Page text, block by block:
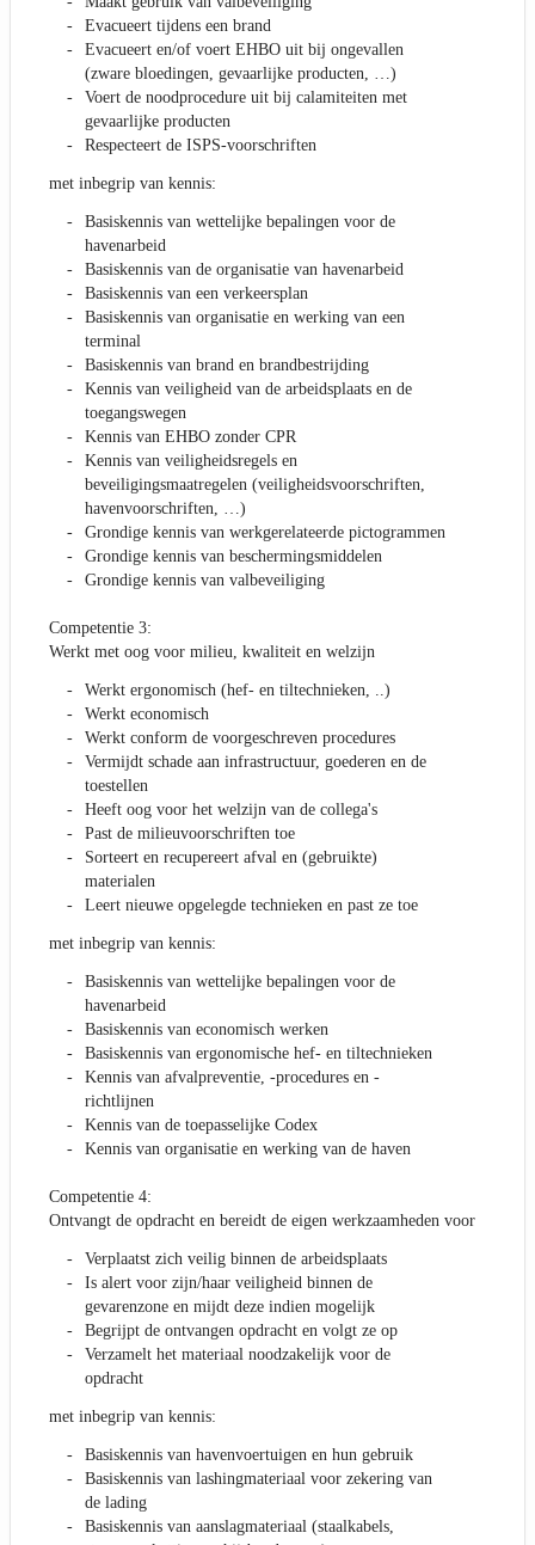
Evacueert tijdens een brand
Evacueert en/of voert EHBO uit bij ongevallen
(zware bloedingen, gevaarlijke producten, …)
Voert de noodprocedure uit bij calamiteiten met
gevaarlijke producten
Respecteert de ISPS-voorschriften
met inbegrip van kennis:
Basiskennis van wettelijke bepalingen voor de
havenarbeid
Basiskennis van de organisatie van havenarbeid
Basiskennis van een verkeersplan
Basiskennis van organisatie en werking van een
terminal
Basiskennis van brand en brandbestrijding
Kennis van veiligheid van de arbeidsplaats en de
toegangswegen
Kennis van EHBO zonder CPR
Kennis van veiligheidsregels en
beveiligingsmaatregelen (veiligheidsvoorschriften,
havenvoorschriften, …)
Grondige kennis van werkgerelateerde pictogrammen
Grondige kennis van beschermingsmiddelen
Grondige kennis van valbeveiliging
Competentie 3:
Werkt met oog voor milieu, kwaliteit en welzijn
Werkt ergonomisch (hef- en tiltechnieken, ..)
Werkt economisch
Werkt conform de voorgeschreven procedures
Vermijdt schade aan infrastructuur, goederen en de
toestellen
Heeft oog voor het welzijn van de collega's
Past de milieuvoorschriften toe
Sorteert en recupereert afval en (gebruikte)
materialen
Leert nieuwe opgelegde technieken en past ze toe
met inbegrip van kennis:
Basiskennis van wettelijke bepalingen voor de
havenarbeid
Basiskennis van economisch werken
Basiskennis van ergonomische hef- en tiltechnieken
Kennis van afvalpreventie, -procedures en -
richtlijnen
Kennis van de toepasselijke Codex
Kennis van organisatie en werking van de haven
Competentie 4:
Ontvangt de opdracht en bereidt de eigen werkzaamheden voor
Verplaatst zich veilig binnen de arbeidsplaats
Is alert voor zijn/haar veiligheid binnen de
gevarenzone en mijdt deze indien mogelijk
Begrijpt de ontvangen opdracht en volgt ze op
Verzamelt het materiaal noodzakelijk voor de
opdracht
met inbegrip van kennis:
Basiskennis van havenvoertuigen en hun gebruik
Basiskennis van lashingmateriaal voor zekering van
de lading
Basiskennis van aanslagmateriaal (staalkabels,